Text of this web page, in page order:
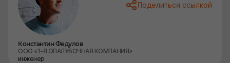
Константин Федулов
ООО «1-Я ОПАЛУБОЧНАЯ КОМПАНИЯ»
инженер
Поделиться ссылкой